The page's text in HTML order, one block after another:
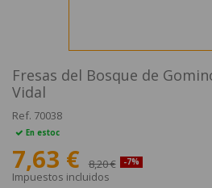
Fresas del Bosque de
Vidal
Ref. 70038
En estoc
7,63 € 8,20 € -7%
Impuestos incluidos